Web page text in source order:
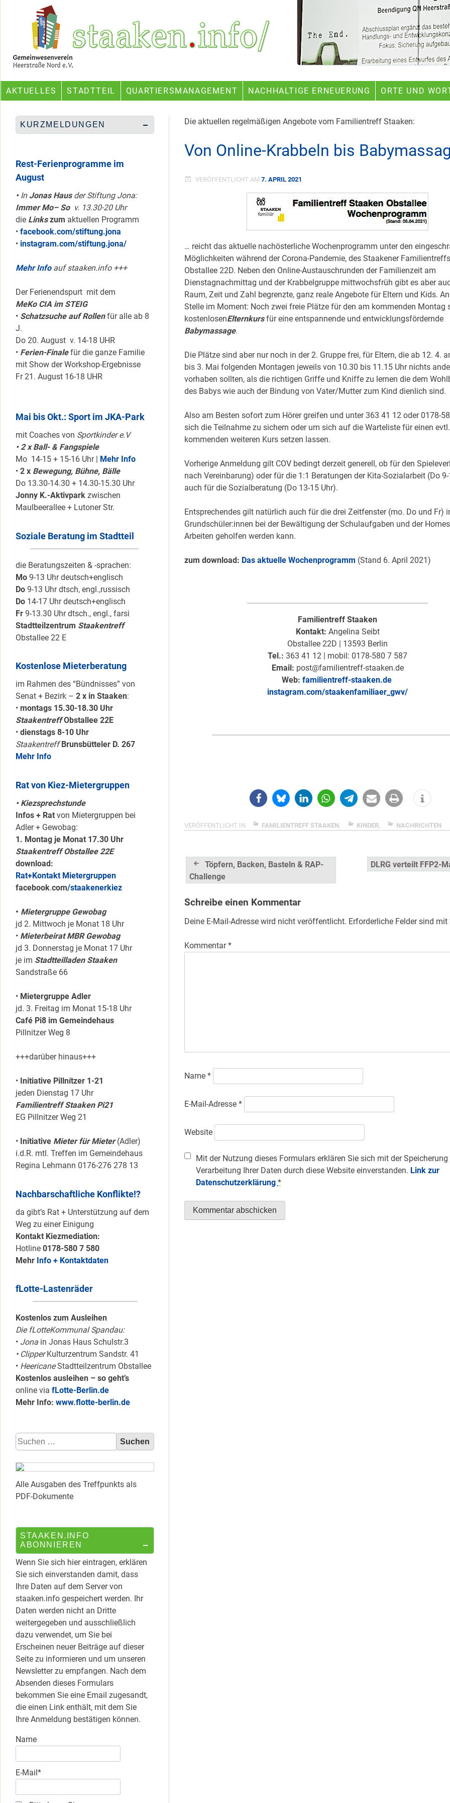
Ein Projekt des Gemeinwesenvereins Heerstraße Nord
AKTUELLES STADTTEIL QUARTIERSMANAGEMENT NACHHALTIGE ERNEUERUNG ORTE UND
Die aktuellen regelmäßigen Angebote vom Familientreff Staaken:
Von Online-Krabbeln bis
VERÖFFENTLICHT AM 7. APRIL 2021
… reicht das aktuelle nachösterliche Wochenprogramm unter den
Möglichkeiten während der Corona-Pandemie, des Staakener
Obstallee 22D. Neben den Online-Austauschrunden der Familienzeit am
Dienstagnachmittag und der Krabbelgruppe mittwochsfrüh gibt es aber
Raum, Zeit und Zahl begrenzte, ganz reale Angebote für Eltern und Kids.
Stelle im Moment: Noch zwei freie Plätze für den am kommenden Montag
kostenlosenElternkursfür eine entspannende und entwicklungsfördernde
Babymassage.
Die Plätze sind aber nur noch in der 2. Gruppe frei, für Eltern, die ab 12. 4.
bis 3. Mai folgenden Montagen jeweils von 10.30 bis 11.15 Uhr nichts
vorhaben sollten, als die richtigen Griffe und Kniffe zu lernen die dem
des Babys wie auch der Bindung von Vater/Mutter zum Kind dienlich sind.
Also am Besten sofort zum Hörer greifen und unter 363 41 12 oder 0178-
sich die Teilnahme zu sichern oder um sich auf die Warteliste für einen evtl.
kommenden weiteren Kurs setzen lassen.
Vorherige Anmeldung gilt COV bedingt derzeit generell, ob für den
nach Vereinbarung) oder für die 1:1 Beratungen der Kita-Sozialarbeit (Do
auch für die Sozialberatung (Do 13-15 Uhr).
Entsprechendes gilt natürlich auch für die drei Zeitfenster (mo. Do und Fr)
Grundschüler:innen bei der Bewältigung der Schulaufgaben und der
Arbeiten geholfen werden kann.
zum download: Das aktuelle Wochenprogramm (Stand 6. April 2021)
Familientreff Staaken
Kontakt: Angelina Seibt
Obstallee 22D | 13593 Berlin
Tel.: 363 41 12 | mobil: 0178-580 7 587
Email: post@familientreff-staaken.de
Web: familientreff-staaken.de
instagram.com/staakenfamiliaer_gwv/
VERÖFFENTLICHT IN FAMILIENTREFF STAAKEN, KINDER, NACHRICHTEN
Beitragsnavigation
Töpfern, Backen, Basteln & RAP-
Challenge
DLRG verteilt FFP2-
Schreibe einen Kommentar
Deine E-Mail-Adresse wird nicht veröffentlicht. Erforderliche Felder sind mit
Kommentar*
Name *
E-Mail-Adresse *
Website
Mit der Nutzung dieses Formulars erklären Sie sich mit der Speicherung
Verarbeitung Ihrer Daten durch diese Website einverstanden. Link zur
Datenschutzerklärung *
KURZMELDUNGEN
Rest-Ferienprogramme im
August
•InJonas Hausder Stiftung Jona:
Immer Mo– So v. 13.30-20 Uhr
die Linkszum aktuellen Programm
• facebook.com/stiftung.jona
• instagram.com/stiftung.jona/
Mehr Infoauf staaken.info +++
Der Ferienendspurt mit dem
MeKo CIA im STEIG
• Schatzsuche auf Rollenfür alle ab 8
J.
Do 20. August v. 14-18 UHR
• Ferien-Finalefür die ganze Familie
mit Show der Workshop-Ergebnisse
Fr 21. August 16-18 UHR
Mai bis Okt.: Sport im JKA-Park
mit Coaches von Sportkinder e.V
• 2 x Ball- & Fangspiele
Mo 14-15 + 15-16 Uhr |
Mehr Info
• 2 x Bewegung, Bühne, Bälle
Do 13.30-14.30 + 14.30-15.30 Uhr
Jonny K.-Aktivpark zwischen
Maulbeerallee + Lutoner Str.
Soziale Beratung im Stadtteil
die Beratungszeiten & -sprachen:
Mo 9-13 Uhr deutsch+englisch
Do 9-13 Uhr dtsch, engl.,russisch
Do 14-17 Uhr deutsch+englisch
Fr 9-13.30 Uhr dtsch., engl., farsi
Stadtteilzentrum Staakentreff
Obstallee 22 E
Kostenlose Mieterberatung
im Rahmen des “Bündnisses” von
Senat + Bezirk – 2 x in Staaken:
• montags 15.30-18.30 Uhr
Staakentreff Obstallee 22E
• dienstags 8-10 Uhr
Staakentreff Brunsbütteler D. 267
Mehr Info
Rat von Kiez-Mietergruppen
• Kiezsprechstunde
Infos + Rat von Mietergruppen bei
Adler + Gewobag:
1. Montag je Monat 17.30 Uhr
Staakentreff Obstallee 22E
download:
Rat+Kontakt Mietergruppen
facebook.com/staakenerkiez
• Mietergruppe Gewobag
jd 2. Mittwoch je Monat 18 Uhr
• Mieterbeirat MBR Gewobag
jd 3. Donnerstag je Monat 17 Uhr
je im Stadtteilladen Staaken
Sandstraße 66
• Mietergruppe Adler
jd. 3. Freitag im Monat 15-18 Uhr
Café Pi8 im Gemeindehaus
Pillnitzer Weg 8
+++darüber hinaus+++
• Initiative Pillnítzer 1-21
jeden Dienstag 17 Uhr
Familientreff Staaken Pi21
EG Pillnitzer Weg 21
• Initiative Mieter für Mieter(Adler)
i.d.R. mtl. Treffen im Gemeindehaus
Regina Lehmann 0176-276 278 13
Nachbarschaftliche Konflikte!?
da gibt’s Rat + Unterstützung auf dem
Weg zu einer Einigung
Kontakt Kiezmediation:
Hotline 0178-580 7 580
Mehr Info + Kontaktdaten
fLotte-Lastenräder
Kostenlos zum Ausleihen
Die fLotteKommunal Spandau:
• Jona in Jonas Haus Schulstr.3
• ClipperKulturzentrum Sandstr. 41
• HeericaneStadtteilzentrum Obstallee
Kostenlos ausleihen – so geht’s
online via fLotte-Berlin.de
Mehr Info: www.flotte-berlin.de
Suchen
nach:
Alle Ausgaben des Treffpunkts als
PDF-Dokumente
STAAKEN.INFO
ABONNIEREN
Wenn Sie sich hier eintragen, erklären
Sie sich einverstanden damit, dass
Ihre Daten auf dem Server von
staaken.info gespeichert werden. Ihr
Daten werden nicht an Dritte
weitergegeben und ausschließlich
dazu verwendet, um Sie bei
Erscheinen neuer Beiträge auf dieser
Seite zu informieren und um unseren
Newsletter zu empfangen. Nach dem
Absenden dieses Formulars
bekommen Sie eine Email zugesandt,
die einen Link enthält, mit dem Sie
Ihre Anmeldung bestätigen können.
Name
E-Mail*